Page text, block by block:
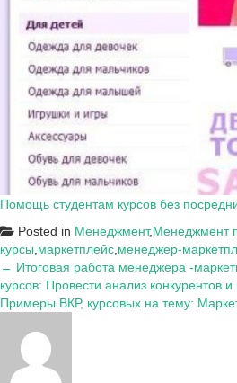
Помощь студентам курсов без
Posted in Менеджмент,Менеджмент
курсы маркетплейс менеджер-
Навигация
по
записям
← Итоговая работа менеджера -
курсов: Провести анализ конкурентов
Примеры ВКР, курсовых на тему: